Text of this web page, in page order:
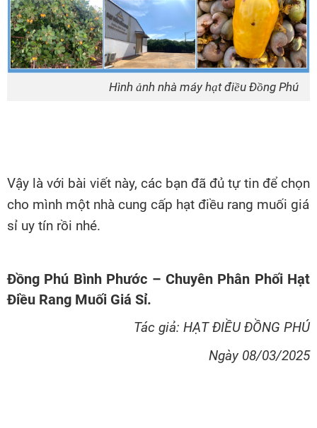
Hình ảnh nhà máy hạt điều Đồng Phú
Vậy là với bài viết này, các bạn đã đủ tự tin để chọn
cho mình một nhà cung cấp hạt điều rang muối giá
sỉ uy tín rồi nhé.
Đồng Phú Bình Phước – Chuyên Phân Phối Hạt
Điều Rang Muối Giá Sỉ.
Tác giả: HẠT ĐIỀU ĐỒNG PHÚ
Ngày 08/03/2025